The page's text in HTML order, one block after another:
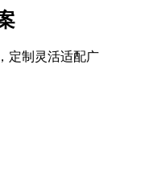
定制灵活适配广